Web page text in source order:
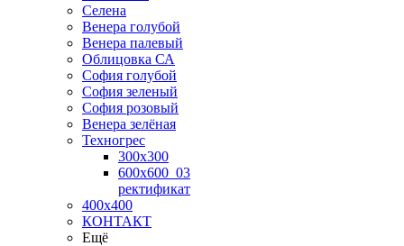
Селена
Венера голубой
Венера палевый
Облицовка СА
София голубой
София зеленый
София розовый
Венера зелёная
Техногрес
300х300
600х600_03
ректификат
400х400
КОНТАКТ
Ещё